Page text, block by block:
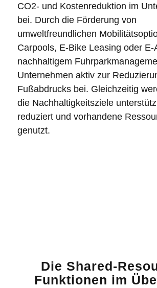
CO2- und Kostenreduktion im
bei. Durch die Förderung von
umweltfreundlichen
Carpools, E-Bike Leasing oder E-
nachhaltigem
Unternehmen aktiv zur
Fußabdrucks bei. Gleichzeitig
die Nachhaltigkeitsziele
reduziert und vorhandene
genutzt.
Die Shared-
Funktionen im